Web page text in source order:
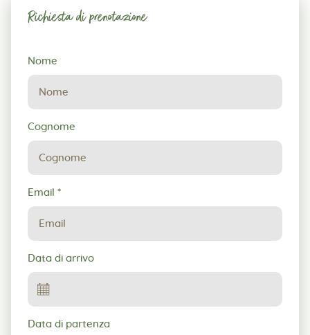
Richiesta di prenotazione
Richiesta
di
prenotazione
Nome
Cognome
Email *
Data di arrivo
Data di partenza